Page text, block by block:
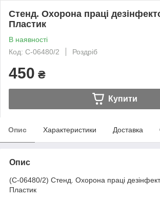
Стенд. Охорона праці
Пластик
В наявності
Код: С-06480/2
Роздріб
450 ₴
Купити
Опис Характеристики Доставка
Опис
(С-06480/2) Стенд. Охорона праці
Пластик